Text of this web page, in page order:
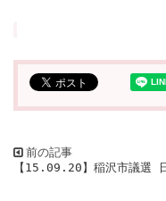
【15.09.20】稲沢市議選